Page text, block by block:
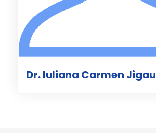
Dr. Iuliana Carmen Jigau